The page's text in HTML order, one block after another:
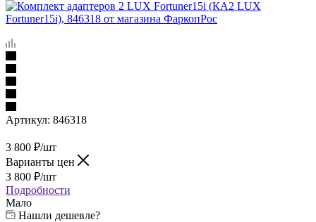
Артикул: 846318
3 800 ₽/шт
Варианты цен
3 800 ₽/шт
Подробности
Мало
Нашли дешевле?